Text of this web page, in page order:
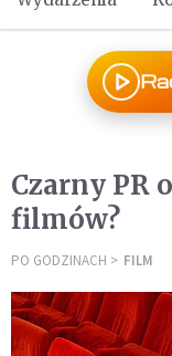
Czarny PR
filmów?
PO GODZINACH FILM